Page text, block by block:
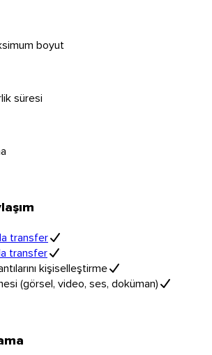
boyut
süresi
transfer
transfer
kişiselleştirme
(görsel, video, ses, doküman)